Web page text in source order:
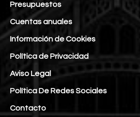
Presupuestos
Cuentas anuales
Información de Cookies
Política de Privacidad
Aviso Legal
Política De Redes Sociales
Contacto